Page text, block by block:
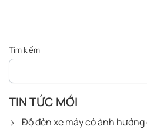
Tìm kiếm
TIN TỨC MỚI
Độ đèn xe máy có ảnh